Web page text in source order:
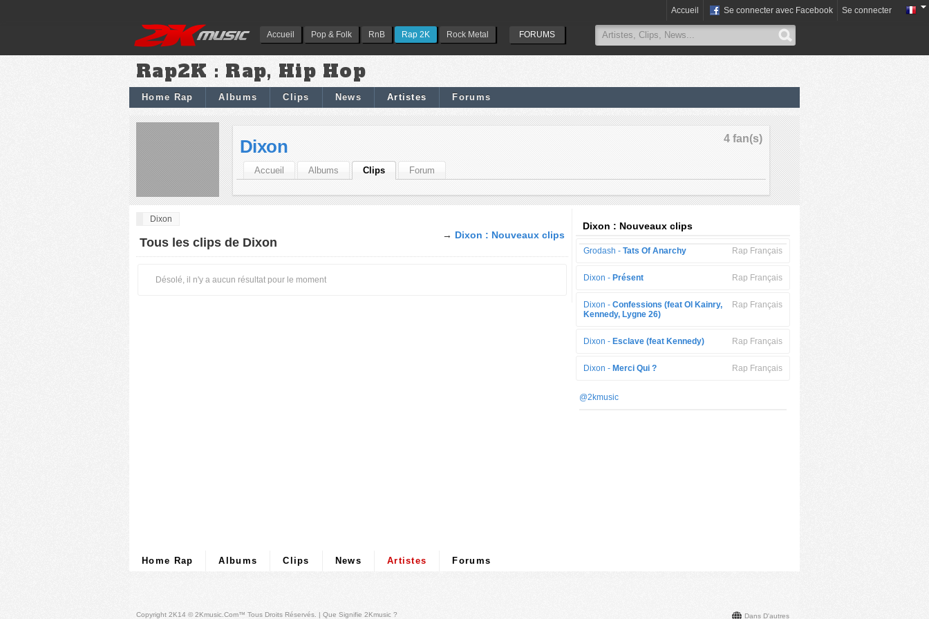
Accueil Pop & Folk RnB Rap 2K Rock Metal FORUMS
Accueil Se connecter avec Facebook Se connecter
Rap2K : Rap, Hip Hop
Home Rap Albums Clips News Artistes Forums
4 fan(s)
Dixon
Accueil Albums Clips Forum
Dixon
→ Dixon : Nouveaux clips
Tous les clips de Dixon
Désolé, il n'y a aucun résultat pour le moment
Dixon : Nouveaux clips
Rap Français
Grodash - Tats Of Anarchy
Rap Français
Dixon - Présent
Rap Français
Dixon - Confessions (feat Ol Kainry,
Kennedy, Lygne 26)
Rap Français
Dixon - Esclave (feat Kennedy)
Rap Français
Dixon - Merci Qui ?
@2kmusic
Home Rap Albums Clips News Artistes Forums
Dans D'autres
Copyright 2K14 © 2Kmusic.com™ Tous Droits Réservés . | Que Signifie 2Kmusic ?